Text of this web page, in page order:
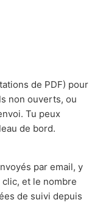
de PDF) pour
non ouverts, ou
Tu peux
de bord.
par email, y
et le nombre
de suivi depuis